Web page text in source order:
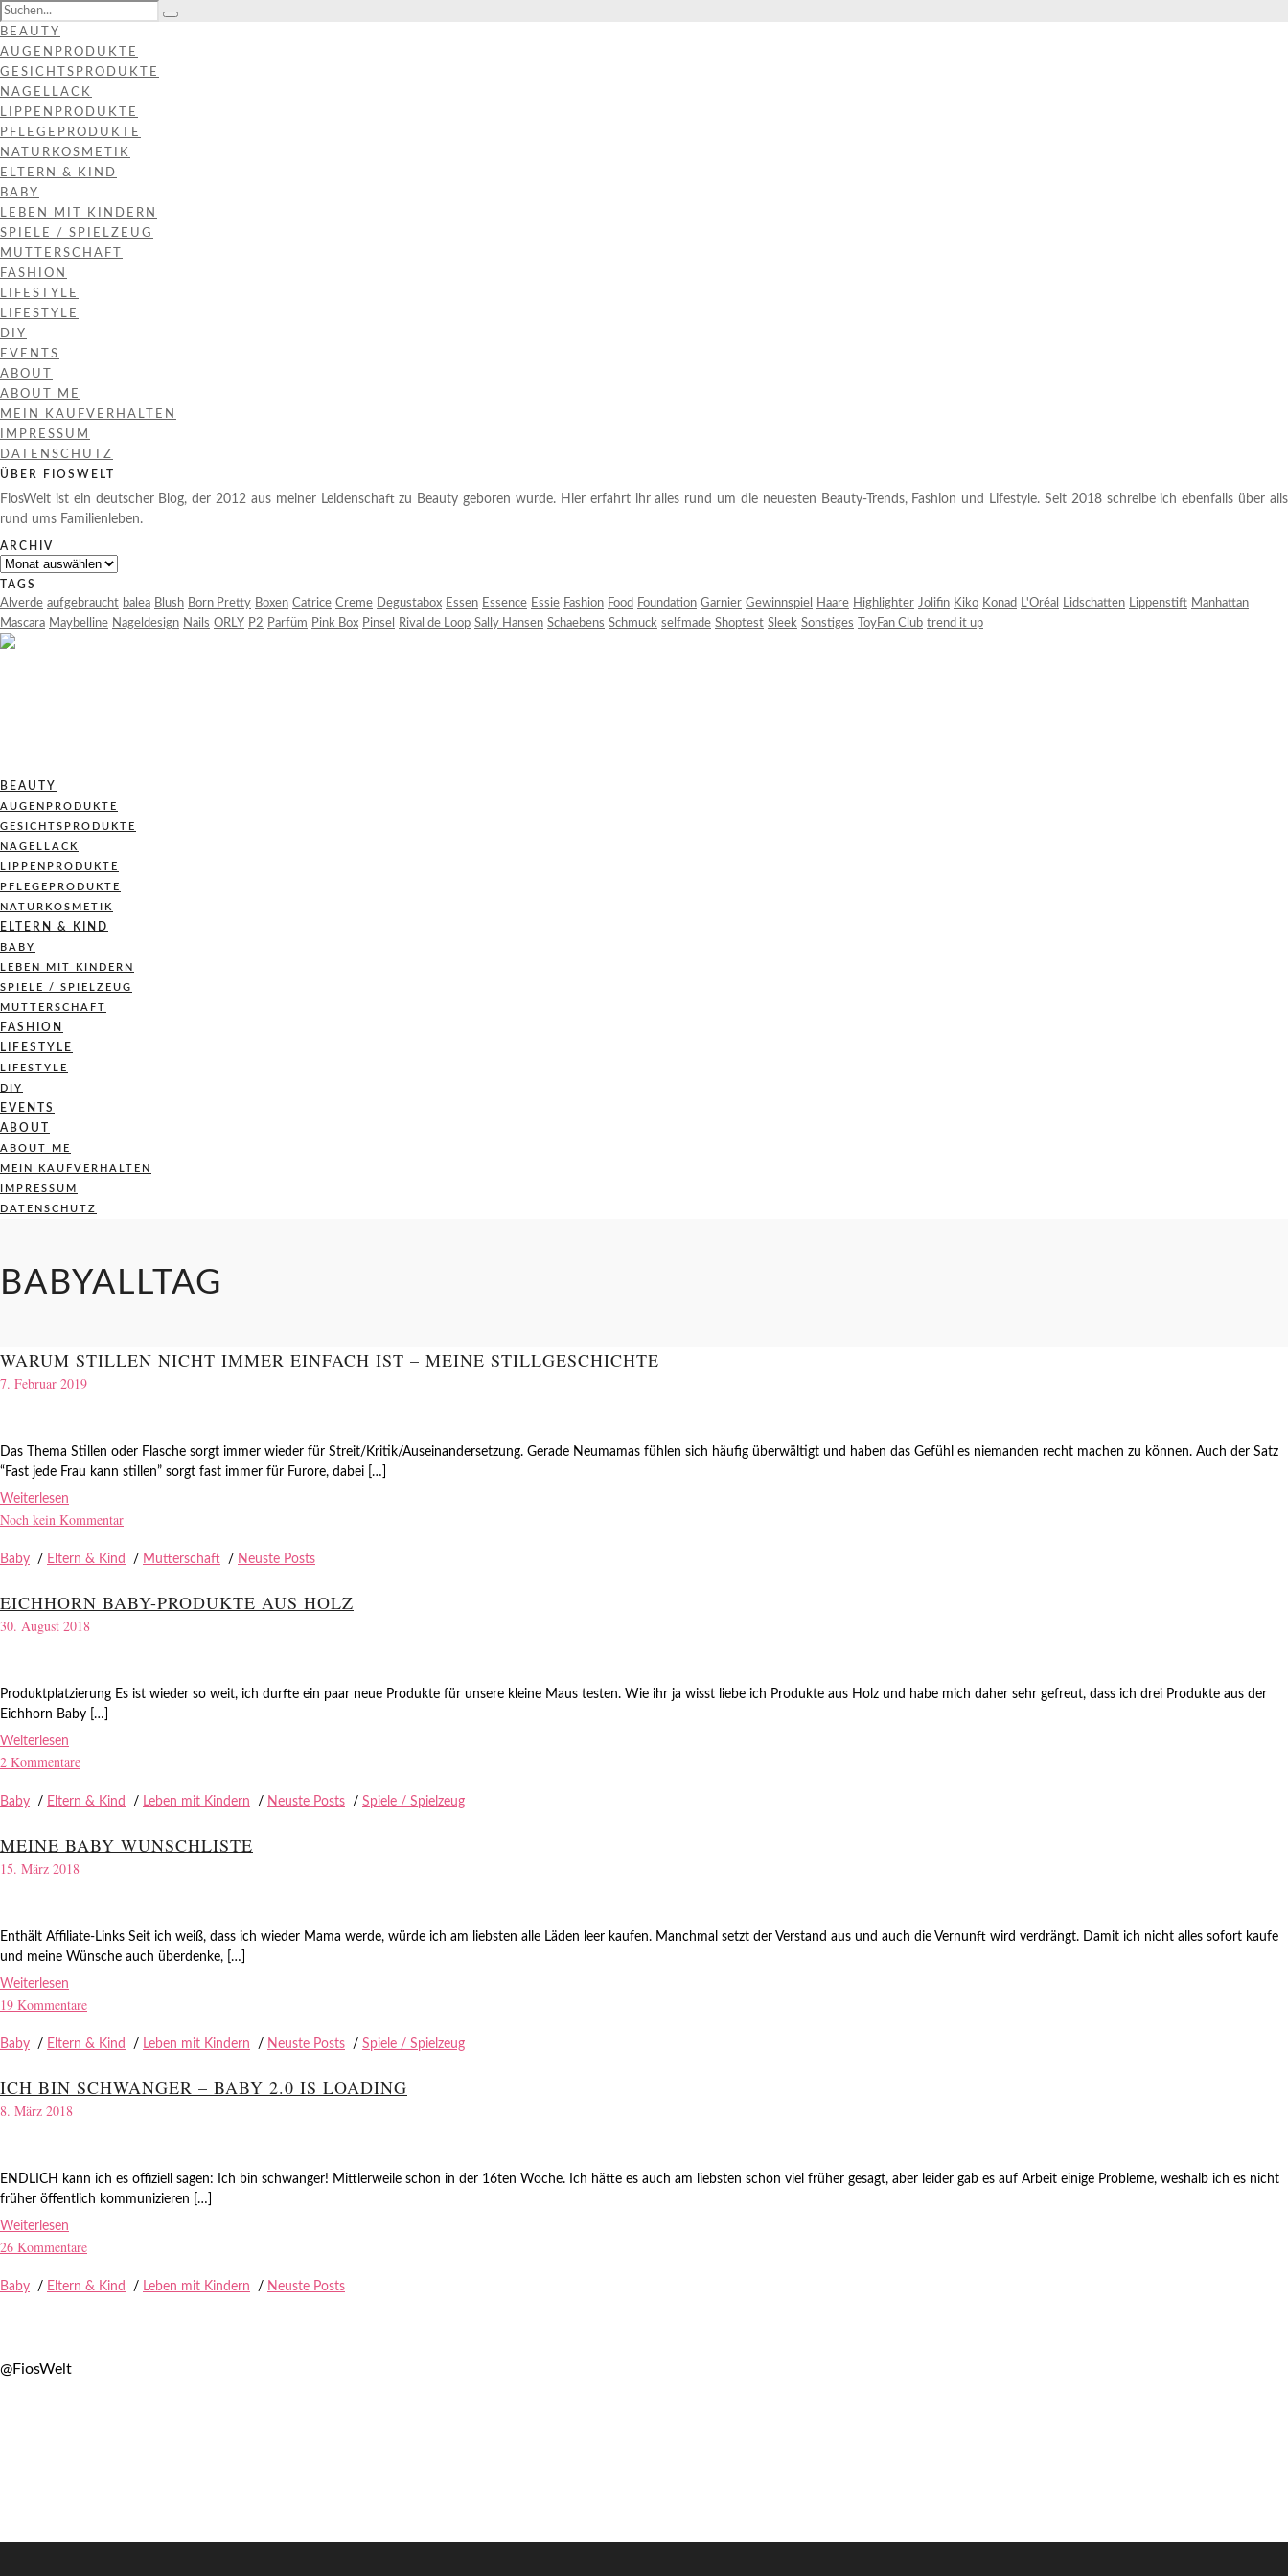
BEAUTY
AUGENPRODUKTE
GESICHTSPRODUKTE
NAGELLACK
LIPPENPRODUKTE
PFLEGEPRODUKTE
NATURKOSMETIK
ELTERN & KIND
BABY
LEBEN MIT KINDERN
SPIELE / SPIELZEUG
MUTTERSCHAFT
FASHION
LIFESTYLE
LIFESTYLE
DIY
EVENTS
ABOUT
ABOUT ME
MEIN KAUFVERHALTEN
IMPRESSUM
DATENSCHUTZ
ÜBER FIOSWELT
FiosWelt ist ein deutscher Blog, der 2012 aus meiner Leidenschaft zu Beauty geboren wurde. Hier erfahrt ihr alles rund um die neuesten Beauty-Trends, Fashion und Lifestyle. Seit 2018 schreibe ich ebenfalls über alls
rund ums Familienleben.
ARCHIV
Archiv
TAGS
Alverde aufgebraucht balea Blush Born Pretty Boxen Catrice Creme Degustabox Essen Essence Essie Fashion Food Foundation Garnier Gewinnspiel Haare Highlighter Jolifin Kiko Konad L'Oréal Lidschatten Lippenstift Manhattan
Mascara Maybelline Nageldesign Nails ORLY P2 Parfüm Pink Box Pinsel Rival de Loop Sally Hansen Schaebens Schmuck selfmade Shoptest Sleek Sonstiges ToyFan Club trend it up
BEAUTY
AUGENPRODUKTE
GESICHTSPRODUKTE
NAGELLACK
LIPPENPRODUKTE
PFLEGEPRODUKTE
NATURKOSMETIK
ELTERN & KIND
BABY
LEBEN MIT KINDERN
SPIELE / SPIELZEUG
MUTTERSCHAFT
FASHION
LIFESTYLE
LIFESTYLE
DIY
EVENTS
ABOUT
ABOUT ME
MEIN KAUFVERHALTEN
IMPRESSUM
DATENSCHUTZ
BABYALLTAG
WARUM STILLEN NICHT IMMER EINFACH IST – MEINE STILLGESCHICHTE
7. Februar 2019
Das Thema Stillen oder Flasche sorgt immer wieder für Streit/Kritik/Auseinandersetzung. Gerade Neumamas fühlen sich häufig überwältigt und haben das Gefühl es niemanden recht machen zu können. Auch der Satz
“Fast jede Frau kann stillen” sorgt fast immer für Furore, dabei […]
Weiterlesen
Noch kein Kommentar
Baby / Eltern & Kind / Mutterschaft / Neuste Posts
EICHHORN BABY-PRODUKTE AUS HOLZ
30. August 2018
Produktplatzierung Es ist wieder so weit, ich durfte ein paar neue Produkte für unsere kleine Maus testen. Wie ihr ja wisst liebe ich Produkte aus Holz und habe mich daher sehr gefreut, dass ich drei Produkte aus der
Eichhorn Baby […]
Weiterlesen
2 Kommentare
Baby / Eltern & Kind / Leben mit Kindern / Neuste Posts / Spiele / Spielzeug
MEINE BABY WUNSCHLISTE
15. März 2018
Enthält Affiliate-Links Seit ich weiß, dass ich wieder Mama werde, würde ich am liebsten alle Läden leer kaufen. Manchmal setzt der Verstand aus und auch die Vernunft wird verdrängt. Damit ich nicht alles sofort kaufe
und meine Wünsche auch überdenke, […]
Weiterlesen
19 Kommentare
Baby / Eltern & Kind / Leben mit Kindern / Neuste Posts / Spiele / Spielzeug
ICH BIN SCHWANGER – BABY 2.0 IS LOADING
8. März 2018
ENDLICH kann ich es offiziell sagen: Ich bin schwanger! Mittlerweile schon in der 16ten Woche. Ich hätte es auch am liebsten schon viel früher gesagt, aber leider gab es auf Arbeit einige Probleme, weshalb ich es nicht
früher öffentlich kommunizieren […]
Weiterlesen
26 Kommentare
Baby / Eltern & Kind / Leben mit Kindern / Neuste Posts
@FiosWelt